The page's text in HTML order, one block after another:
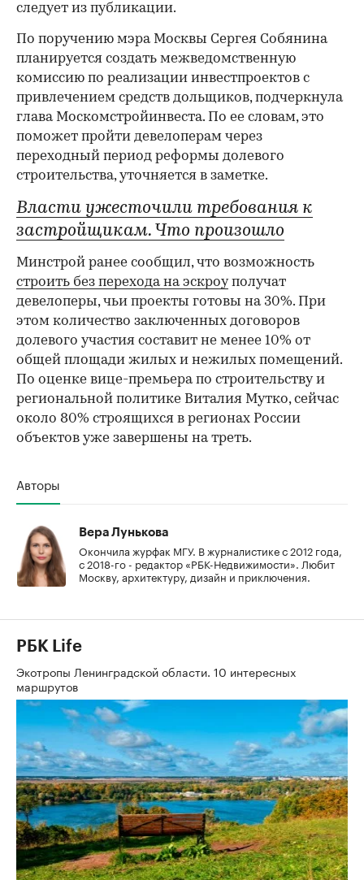
00:00 / 00:00
следует из публикации.
По поручению мэра Москвы Сергея Собянина
планируется создать межведомственную
комиссию по реализации инвестпроектов с
привлечением средств дольщиков, подчеркнула
глава Москомстройинвеста. По ее словам, это
поможет пройти девелоперам через
переходный период реформы долевого
строительства, уточняется в заметке.
Власти ужесточили требования к
застройщикам. Что произошло
Минстрой ранее сообщил, что возможность
строить без перехода на эскроуполучат
девелоперы, чьи проекты готовы на 30%. При
этом количество заключенных договоров
долевого участия составит не менее 10% от
общей площади жилых и нежилых помещений.
По оценке вице-премьера по строительству и
региональной политике Виталия Мутко, сейчас
около 80% строящихся в регионах России
объектов уже завершены на треть.
Авторы
Вера Лунькова
Окончила журфак МГУ. В журналистике с 2012 года,
с 2018-го - редактор «РБК-Недвижимости». Любит
Москву, архитектуру, дизайн и приключения.
РБК Life
Экотропы Ленинградской области. 10 интересных
маршрутов